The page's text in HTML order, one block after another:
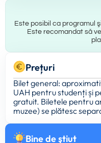
Este posibil ca programul
Este recomandat să
Prețuri
Bilet general:
UAH pentru studenți și
gratuit. Biletele pentru
muzee) se plătesc
Bine de ştiut